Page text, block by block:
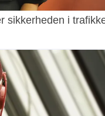
sikkerheden i